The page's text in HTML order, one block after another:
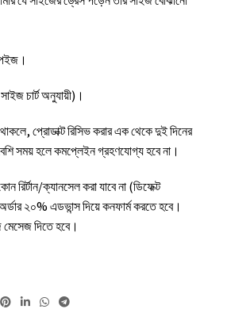
চার্ট অনুযায়ী)।
প্রোডাক্ট রিসিভ করার এক থেকে দুই দিনের
সময় হলে কমপ্লেইন গ্রহণযোগ্য হবে না।
রির্টান/ক্যানসেল করা যাবে না (ডিফেক্ট
২০% এডভান্স দিয়ে কনফার্ম করতে হবে।
দিতে হবে।